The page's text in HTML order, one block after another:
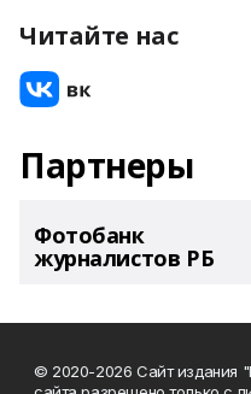
Читайте нас
Партнеры
Фотобанк
журналистов РБ
© 2020-2026 Сайт издания